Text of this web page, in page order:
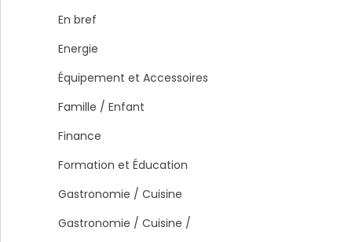
En bref
Energie
Équipement et Accessoires
Famille / Enfant
Finance
Formation et Éducation
Gastronomie / Cuisine
Gastronomie / Cuisine /